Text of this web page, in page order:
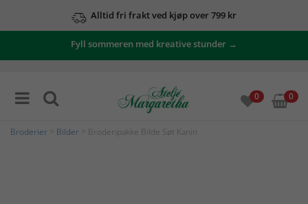
Alltid fri frakt ved kjøp over 799 kr
Fyll sommeren med kreative stunder →
0 0
Broderier Bilder > Broderipakke Bilde Søt Kanin